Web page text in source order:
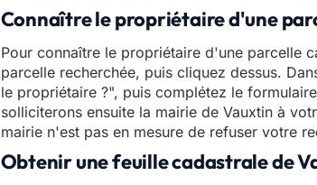
Connaître le propriétaire d'une
Pour connaître le propriétaire d'une parcelle
parcelle recherchée, puis cliquez dessus.
le propriétaire ?", puis complétez le
solliciterons ensuite la mairie de Vauxtin à
mairie n'est pas en mesure de refuser votre
Obtenir une feuille cadastrale de